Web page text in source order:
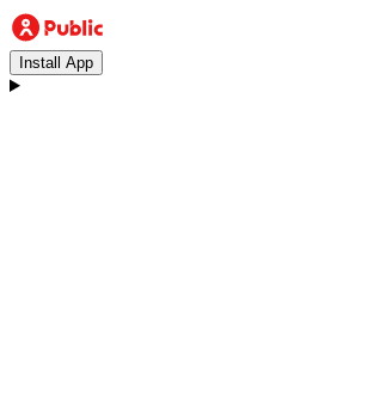
Install App